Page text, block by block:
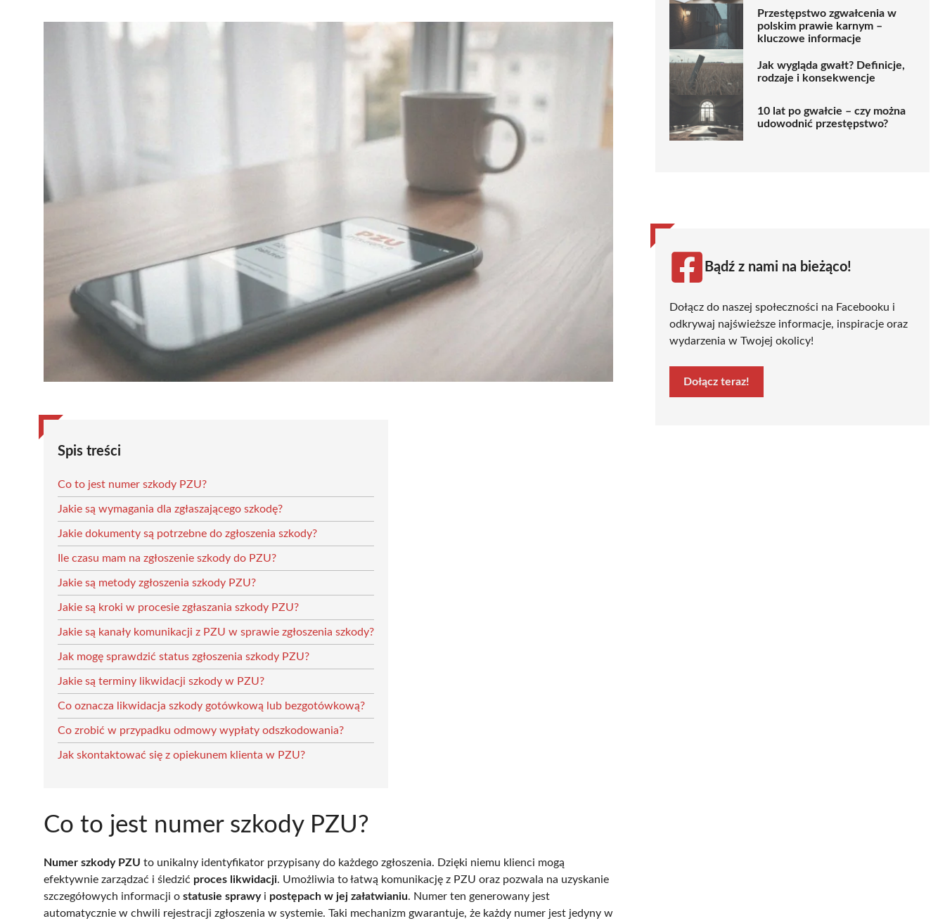
Spis treści
Co to jest numer szkody PZU?
Jakie są wymagania dla zgłaszającego szkodę?
Jakie dokumenty są potrzebne do zgłoszenia szkody?
Ile czasu mam na zgłoszenie szkody do PZU?
Jakie są metody zgłoszenia szkody PZU?
Jakie są kroki w procesie zgłaszania szkody PZU?
Jakie są kanały komunikacji z PZU w sprawie zgłoszenia szkody?
Jak mogę sprawdzić status zgłoszenia szkody PZU?
Jakie są terminy likwidacji szkody w PZU?
Co oznacza likwidacja szkody gotówkową lub bezgotówkową?
Co zrobić w przypadku odmowy wypłaty odszkodowania?
Jak skontaktować się z opiekunem klienta w PZU?
Co to jest numer szkody PZU?
Numer szkody PZU to unikalny identyfikator przypisany do każdego zgłoszenia. Dzięki niemu klienci mogą
efektywnie zarządzać i śledzić proces likwidacji. Umożliwia to łatwą komunikację z PZU oraz pozwala na uzyskanie
szczegółowych informacji o statusie sprawyi postępach w jej załatwianiu. Numer ten generowany jest
automatycznie w chwili rejestracji zgłoszenia w systemie. Taki mechanizm gwarantuje, że każdy numer jest jedyny w
Przestępstwo zgwałcenia w
polskim prawie karnym –
kluczowe informacje
Jak wygląda gwałt? Definicje,
rodzaje i konsekwencje
10 lat po gwałcie – czy można
udowodnić przestępstwo?
Bądź z nami na bieżąco!
Dołącz do naszej społeczności na Facebooku i
odkrywaj najświeższe informacje, inspiracje oraz
wydarzenia w Twojej okolicy!
Dołącz teraz!